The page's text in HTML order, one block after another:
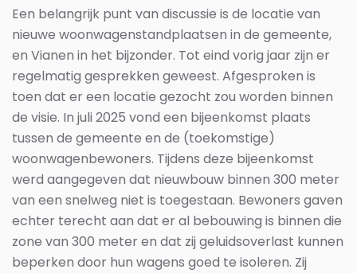
Een belangrijk punt van discussie is de locatie van
nieuwe woonwagenstandplaatsen in de gemeente,
en Vianen in het bijzonder. Tot eind vorig jaar zijn er
regelmatig gesprekken geweest. Afgesproken is
toen dat er een locatie gezocht zou worden binnen
de visie. In juli 2025 vond een bijeenkomst plaats
tussen de gemeente en de (toekomstige)
woonwagenbewoners. Tijdens deze bijeenkomst
werd aangegeven dat nieuwbouw binnen 300 meter
van een snelweg niet is toegestaan. Bewoners gaven
echter terecht aan dat er al bebouwing is binnen die
zone van 300 meter en dat zij geluidsoverlast kunnen
beperken door hun wagens goed te isoleren. Zij